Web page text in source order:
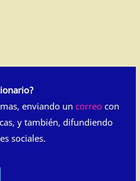
enviando un correocon
y también, difundiendo
sociales.